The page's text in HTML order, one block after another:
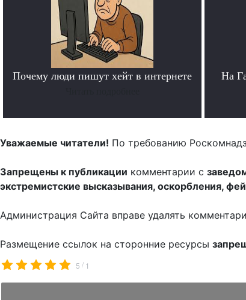
Почему люди пишут хейт в интернете
На
Уважаемые читатели! По требованию
Запрещены к публикации комментарии с
экстремистские высказывания, оскорбления,
Администрация Сайта вправе удалять
Размещение ссылок на сторонние ресурсы
5 / 1